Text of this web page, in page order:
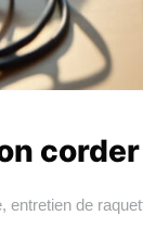
, entretien de